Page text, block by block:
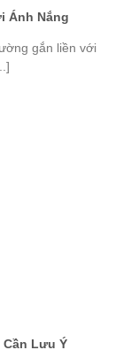
Ánh Nắng
gắn liền với
Lưu Ý